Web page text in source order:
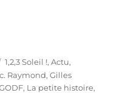
Catégories
1,2,3 Soleil !,Actu,
Raymond,Gilles
, La petite histoire,